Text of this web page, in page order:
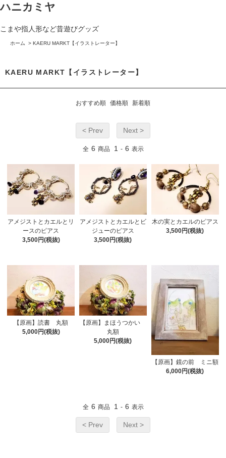
ハニカミヤ
こまや指人形など昔遊びグッズ
ホーム > KAERU MARKT【イラストレーター】
KAERU MARKT【イラストレーター】
おすすめ順 価格順 新着順
< Prev Next >
全 6 商品 1 - 6 表示
アメジストとカエルとリ
ースのピアス
3,500円(税抜)
アメジストとカエルとビ
ジューのピアス
3,500円(税抜)
木の実とカエルのピアス
3,500円(税抜)
【原画】読書 丸額
5,000円(税抜)
【原画】まほうつかい
丸額
5,000円(税抜)
【原画】鏡の前 ミニ額
6,000円(税抜)
全 6 商品 1 - 6 表示
< Prev Next >